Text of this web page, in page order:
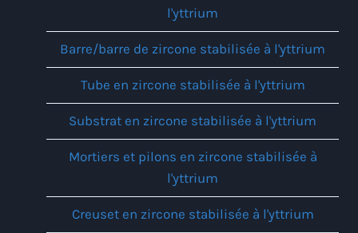
l'yttrium
Barre/barre de zircone stabilisée à l'yttrium
Tube en zircone stabilisée à l'yttrium
Substrat en zircone stabilisée à l'yttrium
Mortiers et pilons en zircone stabilisée à
l'yttrium
Creuset en zircone stabilisée à l'yttrium